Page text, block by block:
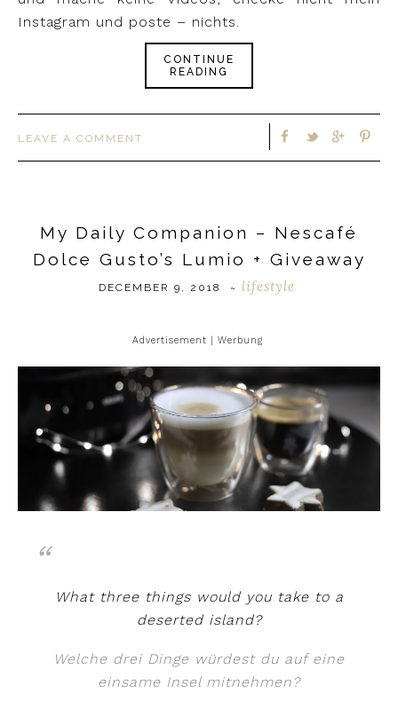
Instagram und poste – nichts.
CONTINUE
READING
LEAVE A COMMENT
My Daily Companion – Nescafé
Dolce Gusto’s Lumio + Giveaway
DECEMBER 9, 2018 ~ lifestyle
Advertisement | Werbung
What three things would you take to a
deserted island?
Welche drei Dinge würdest du auf eine
einsame Insel mitnehmen?